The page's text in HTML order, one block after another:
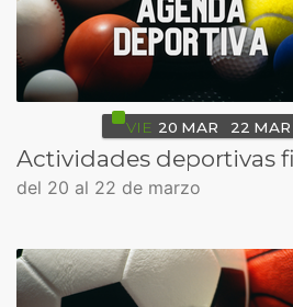
VIE 20 MAR 22 MAR
Actividades deportivas
del 20 al 22 de marzo